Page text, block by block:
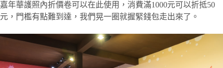
嘉年華護照內折價卷可以在此使用，消費滿1000元可以折抵50
元，門檻有點難到達，我們晃一圈就握緊錢包走出來了。